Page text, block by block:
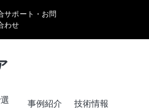
サポート・お問
わせ
事例紹介 技術情報